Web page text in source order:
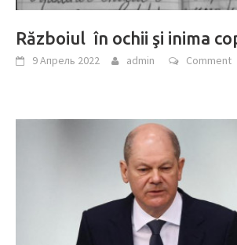
Războiul în ochii şi inima
9 Апрель 2022 admin Comment